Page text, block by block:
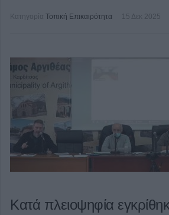
Κατηγορία Τοπική Επικαιρότητα 15 Δεκ 2025
Κατά πλειοψηφία